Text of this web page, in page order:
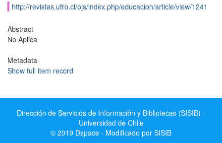
http://revistas.ufro.cl/ojs/index.php/educacion/article/view/1241
Abstract
No Aplica
Metadata
Show full item record
Dirección de Servicios de Información y Bibliotecas (SISIB) -
Universidad de Chile
© 2019 Dspace - Modificado por SISIB